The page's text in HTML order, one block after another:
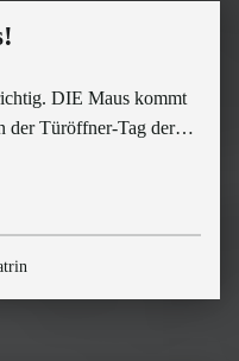
DIE Maus kommt
der Türöffner-Tag der…